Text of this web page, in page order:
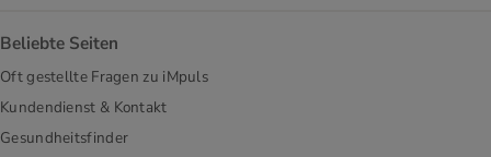
Beliebte Seiten
Oft gestellte Fragen zu iMpuls
Kundendienst & Kontakt
Gesundheitsfinder